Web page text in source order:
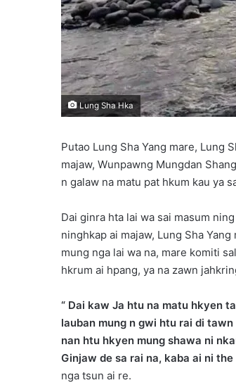
Lung Sha Hka
Putao Lung Sha Yang mare, Lung
majaw, Wunpawng Mungdan
n galaw na matu pat hkum kau ya
Dai ginra hta lai wa sai masum
ninghkap ai majaw, Lung Sha
mung nga lai wa na, mare komiti
hkrum ai hpang, ya na zawn
“ Dai kaw Ja htu na matu hkyen
lauban mung n gwi htu rai di
nan htu hkyen mung shawa ni
Ginjaw de sa rai na, kaba ai ni
nga tsun ai re.